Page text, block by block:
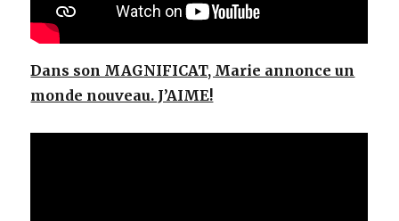
Dans son MAGNIFICAT, Marie annonce un
monde nouveau. J’AIME!